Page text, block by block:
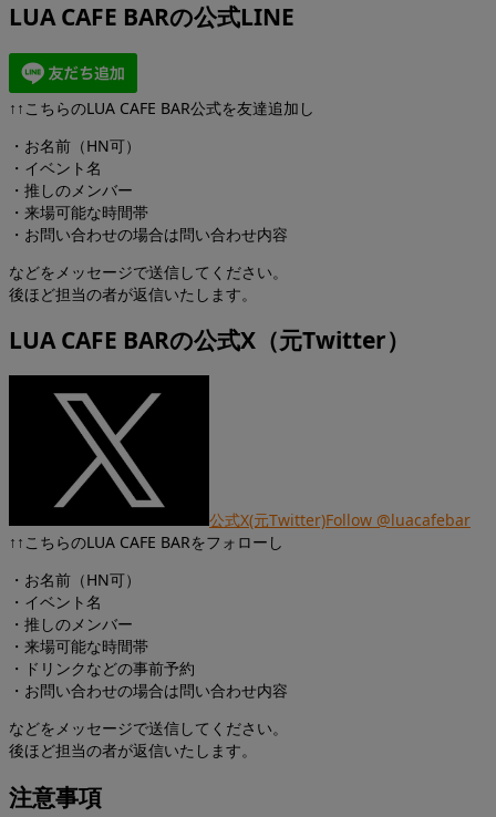
LUA CAFE BARの公式LINE
↑↑こちらのLUA CAFE BAR公式を友達追加し
・お名前（HN可）
・イベント名
・推しのメンバー
・来場可能な時間帯
・お問い合わせの場合は問い合わせ内容
などをメッセージで送信してください。
後ほど担当の者が返信いたします。
LUA CAFE BARの公式X（元Twitter）
公式X(元Twitter)Follow @luacafebar
↑↑こちらのLUA CAFE BARをフォローし
・お名前（HN可）
・イベント名
・推しのメンバー
・来場可能な時間帯
・ドリンクなどの事前予約
・お問い合わせの場合は問い合わせ内容
などをメッセージで送信してください。
後ほど担当の者が返信いたします。
注意事項